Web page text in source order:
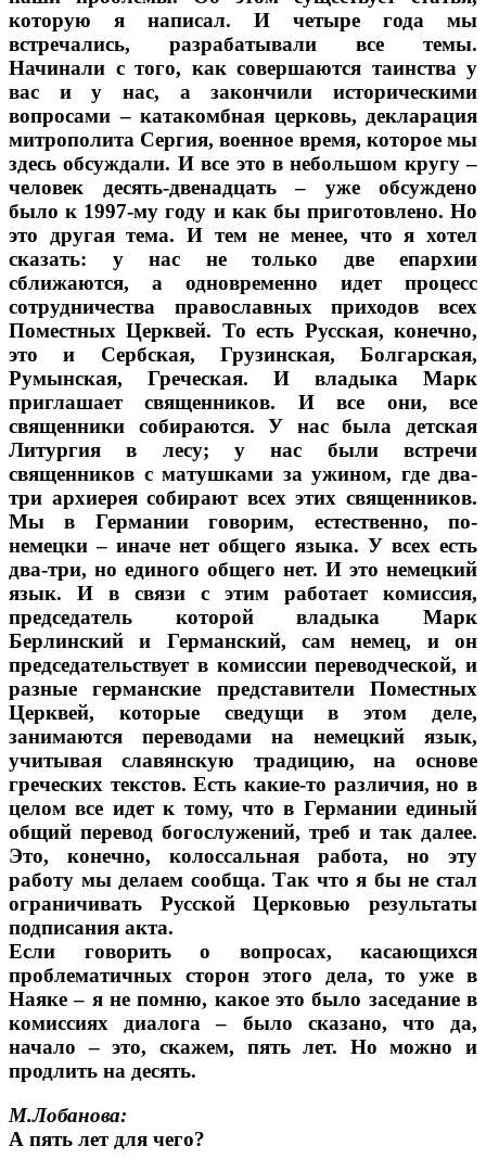
которую я написал. И четыре года мы
встречались, разрабатывали все темы.
Начинали с того, как совершаются таинства у
вас и у нас, а закончили историческими
вопросами – катакомбная церковь, декларация
митрополита Сергия, военное время, которое мы
здесь обсуждали. И все это в небольшом кругу –
человек десять-двенадцать – уже обсуждено
было к 1997-му году и как бы приготовлено. Но
это другая тема. И тем не менее, что я хотел
сказать: у нас не только две епархии
сближаются, а одновременно идет процесс
сотрудничества православных приходов всех
Поместных Церквей. То есть Русская, конечно,
это и Сербская, Грузинская, Болгарская,
Румынская, Греческая. И владыка Марк
приглашает священников. И все они, все
священники собираются. У нас была детская
Литургия в лесу; у нас были встречи
священников с матушками за ужином, где два-
три архиерея собирают всех этих священников.
Мы в Германии говорим, естественно, по-
немецки – иначе нет общего языка. У всех есть
два-три, но единого общего нет. И это немецкий
язык. И в связи с этим работает комиссия,
председатель которой владыка Марк
Берлинский и Германский, сам немец, и он
председательствует в комиссии переводческой, и
разные германские представители Поместных
Церквей, которые сведущи в этом деле,
занимаются переводами на немецкий язык,
учитывая славянскую традицию, на основе
греческих текстов. Есть какие-то различия, но в
целом все идет к тому, что в Германии единый
общий перевод богослужений, треб и так далее.
Это, конечно, колоссальная работа, но эту
работу мы делаем сообща. Так что я бы не стал
ограничивать Русской Церковью результаты
подписания акта.
Если говорить о вопросах, касающихся
проблематичных сторон этого дела, то уже в
Наяке – я не помню, какое это было заседание в
комиссиях диалога – было сказано, что да,
начало – это, скажем, пять лет. Но можно и
продлить на десять.
М.Лобанова:
А пять лет для чего?